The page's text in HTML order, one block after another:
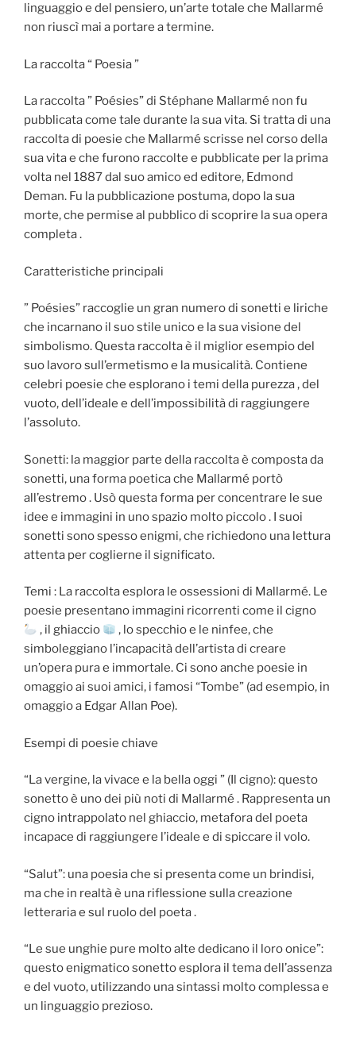
linguaggio e del pensiero, un’arte totale che Mallarmé
non riuscì mai a portare a termine.
La raccolta “ Poesia ”
La raccolta ” Poésies” di Stéphane Mallarmé non fu
pubblicata come tale durante la sua vita. Si tratta di una
raccolta di poesie che Mallarmé scrisse nel corso della
sua vita e che furono raccolte e pubblicate per la prima
volta nel 1887 dal suo amico ed editore, Edmond
Deman. Fu la pubblicazione postuma, dopo la sua
morte, che permise al pubblico di scoprire la sua opera
completa .
Caratteristiche principali
” Poésies” raccoglie un gran numero di sonetti e liriche
che incarnano il suo stile unico e la sua visione del
simbolismo. Questa raccolta è il miglior esempio del
suo lavoro sull’ermetismo e la musicalità. Contiene
celebri poesie che esplorano i temi della purezza , del
vuoto, dell’ideale e dell’impossibilità di raggiungere
l’assoluto.
Sonetti: la maggior parte della raccolta è composta da
sonetti, una forma poetica che Mallarmé portò
all’estremo . Usò questa forma per concentrare le sue
idee e immagini in uno spazio molto piccolo . I suoi
sonetti sono spesso enigmi, che richiedono una lettura
attenta per coglierne il significato.
Temi : La raccolta esplora le ossessioni di Mallarmé. Le
poesie presentano immagini ricorrenti come il cigno
, il ghiaccio
, lo specchio e le ninfee, che
simboleggiano l’incapacità dell’artista di creare
un’opera pura e immortale. Ci sono anche poesie in
omaggio ai suoi amici, i famosi “Tombe” (ad esempio, in
omaggio a Edgar Allan Poe).
Esempi di poesie chiave
“La vergine, la vivace e la bella oggi ” (Il cigno): questo
sonetto è uno dei più noti di Mallarmé . Rappresenta un
cigno intrappolato nel ghiaccio, metafora del poeta
incapace di raggiungere l’ideale e di spiccare il volo.
“Salut”: una poesia che si presenta come un brindisi,
ma che in realtà è una riflessione sulla creazione
letteraria e sul ruolo del poeta .
“Le sue unghie pure molto alte dedicano il loro onice”:
questo enigmatico sonetto esplora il tema dell’assenza
e del vuoto, utilizzando una sintassi molto complessa e
un linguaggio prezioso.